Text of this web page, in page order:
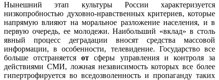
Нынешний этап культуры России характеризуется
низкопробностью духовно-нравственных критериев, которые
напрямую влияют на моральное разложение населения, и в
первую очередь, ее молодежи. Наибольший «вклад» в столь
явный процесс деградации вносят средства массовой
информации, в особенности, телевидение. Государство все
больше отстраняетсяот сферы управления и контроля за
действиями СМИ, ложная независимость которых все более
гипертрофируется во вседозволенность и пропаганду таких